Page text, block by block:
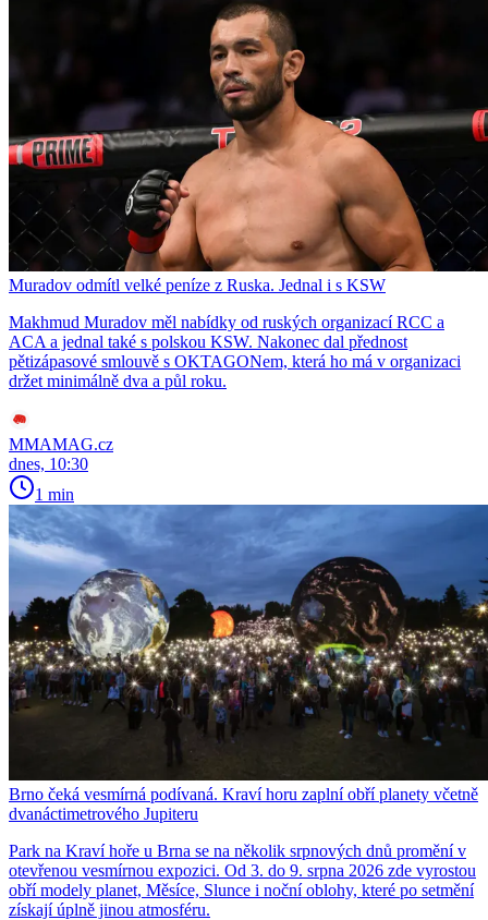
Muradov odmítl velké peníze z Ruska. Jednal i s KSW
Makhmud Muradov měl nabídky od ruských organizací RCC a
ACA a jednal také s polskou KSW. Nakonec dal přednost
pětizápasové smlouvě s OKTAGONem, která ho má v organizaci
držet minimálně dva a půl roku.
MMAMAG.cz
dnes, 10:30
1 min
Brno čeká vesmírná podívaná. Kraví horu zaplní obří planety včetně
dvanáctimetrového Jupiteru
Park na Kraví hoře u Brna se na několik srpnových dnů promění v
otevřenou vesmírnou expozici. Od 3. do 9. srpna 2026 zde vyrostou
obří modely planet, Měsíce, Slunce i noční oblohy, které po setmění
získají úplně jinou atmosféru.